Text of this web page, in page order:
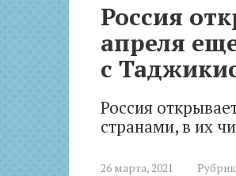
Россия
апреля
с
Россия
странами, в их
26 марта, 2021